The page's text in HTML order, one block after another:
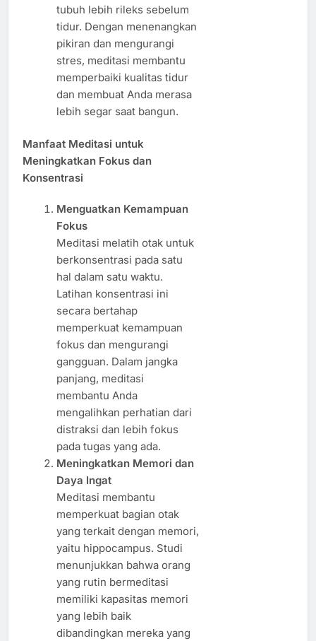
tubuh lebih rileks sebelum
tidur. Dengan menenangkan
pikiran dan mengurangi
stres, meditasi membantu
memperbaiki kualitas tidur
dan membuat Anda merasa
lebih segar saat bangun.
Manfaat Meditasi untuk
Meningkatkan Fokus dan
Konsentrasi
Menguatkan Kemampuan
Fokus
Meditasi melatih otak untuk
berkonsentrasi pada satu
hal dalam satu waktu.
Latihan konsentrasi ini
secara bertahap
memperkuat kemampuan
fokus dan mengurangi
gangguan. Dalam jangka
panjang, meditasi
membantu Anda
mengalihkan perhatian dari
distraksi dan lebih fokus
pada tugas yang ada.
Meningkatkan Memori dan
Daya Ingat
Meditasi membantu
memperkuat bagian otak
yang terkait dengan memori,
yaitu hippocampus. Studi
menunjukkan bahwa orang
yang rutin bermeditasi
memiliki kapasitas memori
yang lebih baik
dibandingkan mereka yang